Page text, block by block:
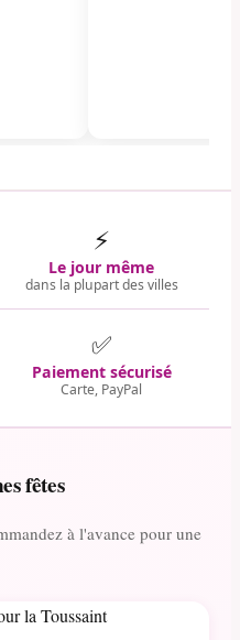
⚡
Le jour même
dans la plupart des villes
✅
Paiement sécurisé
Carte, PayPal
fêtes
à l'avance pour une